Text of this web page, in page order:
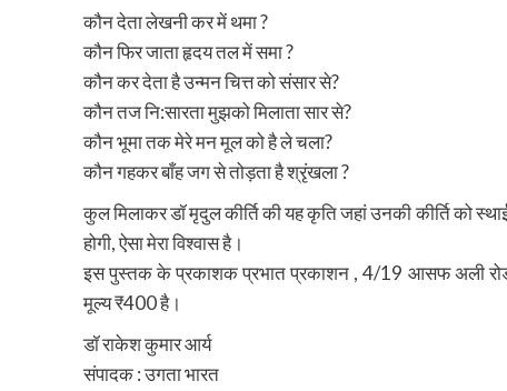
कौन देता लेखनी कर में थमा ?
कौन फिर जाता हृदय तल में समा ?
कौन कर देता है उन्मन चित्त को संसार से?
कौन तज नि:सारता मुझको मिलाता सार से?
कौन भूमा तक मेरे मन मूल को है ले चला?
कौन गहकर बाँह जग से तोड़ता है श्रृंखला ?
कुल मिलाकर डॉ मृदुल कीर्ति की यह कृति जहां उनकी कीर्ति को
होगी, ऐसा मेरा विश्वास है।
इस पुस्तक के प्रकाशक प्रभात प्रकाशन , 4/19 आसफ अली
मूल्य ₹400 है।
डॉ राकेश कुमार आर्य
संपादक : उगता भारत